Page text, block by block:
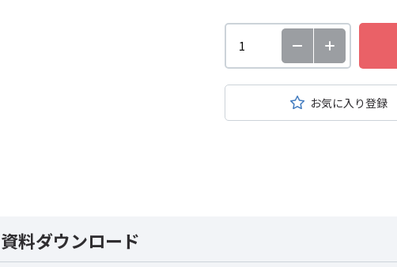
お気に入り登録
料ダウンロード